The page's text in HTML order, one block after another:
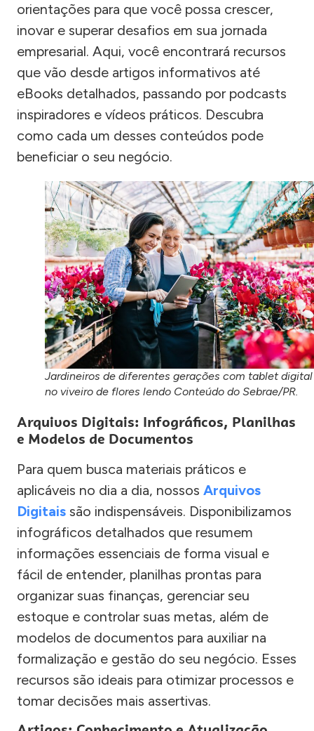
orientações para que você possa crescer,
inovar e superar desafios em sua jornada
empresarial. Aqui, você encontrará recursos
que vão desde artigos informativos até
eBooks detalhados, passando por podcasts
inspiradores e vídeos práticos. Descubra
como cada um desses conteúdos pode
beneficiar o seu negócio.
Jardineiros de diferentes gerações com tablet digital
no viveiro de flores lendo Conteúdo do Sebrae/PR.
Arquivos Digitais: Infográficos, Planilhas
e Modelos de Documentos
Para quem busca materiais práticos e
aplicáveis no dia a dia, nossos Arquivos
Digitais são indispensáveis. Disponibilizamos
infográficos detalhados que resumem
informações essenciais de forma visual e
fácil de entender, planilhas prontas para
organizar suas finanças, gerenciar seu
estoque e controlar suas metas, além de
modelos de documentos para auxiliar na
formalização e gestão do seu negócio. Esses
recursos são ideais para otimizar processos e
tomar decisões mais assertivas.